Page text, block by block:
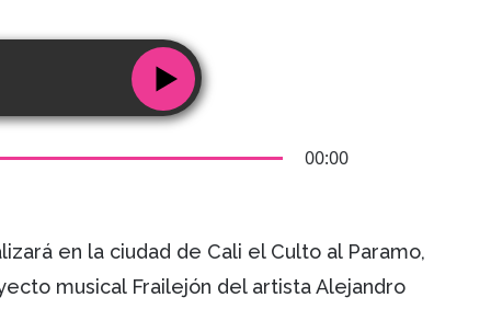
00:00
en la ciudad de Cali el Culto al Paramo,
musical Frailejón del artista Alejandro